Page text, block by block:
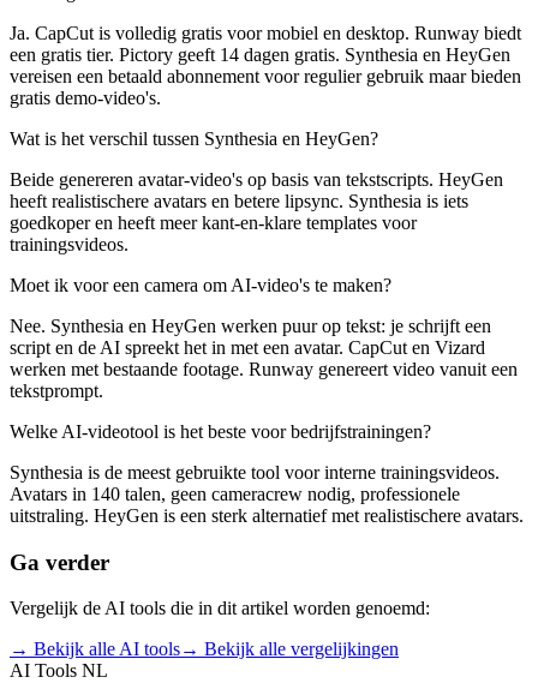
Ja. CapCut is volledig gratis voor mobiel en desktop. Runway biedt
een gratis tier. Pictory geeft 14 dagen gratis. Synthesia en HeyGen
vereisen een betaald abonnement voor regulier gebruik maar bieden
gratis demo-video's.
Wat is het verschil tussen Synthesia en HeyGen?
Beide genereren avatar-video's op basis van tekstscripts. HeyGen
heeft realistischere avatars en betere lipsync. Synthesia is iets
goedkoper en heeft meer kant-en-klare templates voor
trainingsvideos.
Moet ik voor een camera om AI-video's te maken?
Nee. Synthesia en HeyGen werken puur op tekst: je schrijft een
script en de AI spreekt het in met een avatar. CapCut en Vizard
werken met bestaande footage. Runway genereert video vanuit een
tekstprompt.
Welke AI-videotool is het beste voor bedrijfstrainingen?
Synthesia is de meest gebruikte tool voor interne trainingsvideos.
Avatars in 140 talen, geen cameracrew nodig, professionele
uitstraling. HeyGen is een sterk alternatief met realistischere avatars.
Ga verder
Vergelijk de AI tools die in dit artikel worden genoemd:
→ Bekijk alle AI tools→ Bekijk alle vergelijkingen
AI Tools NL